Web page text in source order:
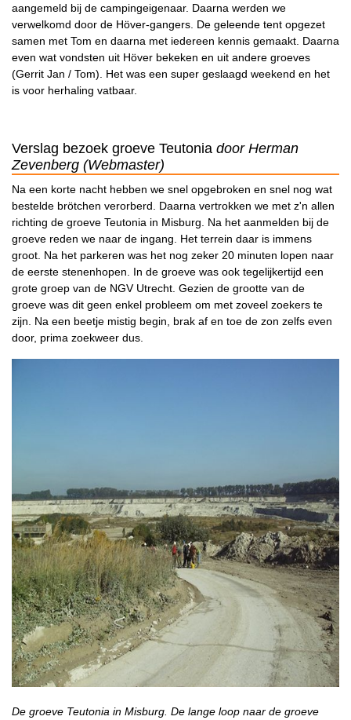
aangemeld bij de campingeigenaar. Daarna werden we
verwelkomd door de Höver-gangers. De geleende tent opgezet
samen met Tom en daarna met iedereen kennis gemaakt. Daarna
even wat vondsten uit Höver bekeken en uit andere groeves
(Gerrit Jan / Tom). Het was een super geslaagd weekend en het
is voor herhaling vatbaar.
Verslag bezoek groeve Teutonia door Herman
Zevenberg (Webmaster)
Na een korte nacht hebben we snel opgebroken en snel nog wat
bestelde brötchen verorberd. Daarna vertrokken we met z'n allen
richting de groeve Teutonia in Misburg. Na het aanmelden bij de
groeve reden we naar de ingang. Het terrein daar is immens
groot. Na het parkeren was het nog zeker 20 minuten lopen naar
de eerste stenenhopen. In de groeve was ook tegelijkertijd een
grote groep van de NGV Utrecht. Gezien de grootte van de
groeve was dit geen enkel probleem om met zoveel zoekers te
zijn. Na een beetje mistig begin, brak af en toe de zon zelfs even
door, prima zoekweer dus.
De groeve Teutonia in Misburg. De lange loop naar de groeve